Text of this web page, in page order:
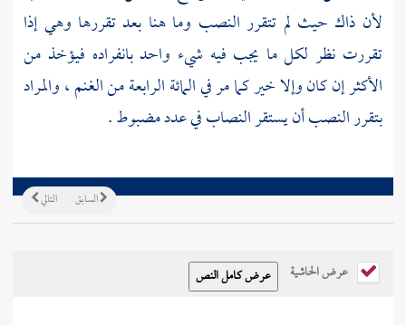
لأن ذاك حيث لم تتقرر النصب وما هنا بعد تقررها وهي إذا
تقررت نظر لكل ما يجب فيه شيء واحد بانفراده فيؤخذ من
الأكثر إن كان وإلا خير كما مر في المائة الرابعة من الغنم ، والمراد
بتقرر النصب أن يستقر النصاب في عدد مضبوط .
التالي السابق
عرض الحاشية